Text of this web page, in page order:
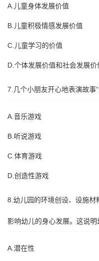
A.儿童身体发展价值
B.儿童积极情感发展价值
C.儿童学习的价值
D.个体发展价值和社会发展价
7.几个小朋友开心地表演故事
A.音乐游戏
B.听说游戏
C.体育游戏
D.创造性游戏
8.幼儿园的环境创设、设施
影响幼儿的身心发展。这说明
A.潜在性